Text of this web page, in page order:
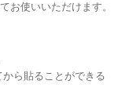
お使いいただけます。
ら貼ることができる